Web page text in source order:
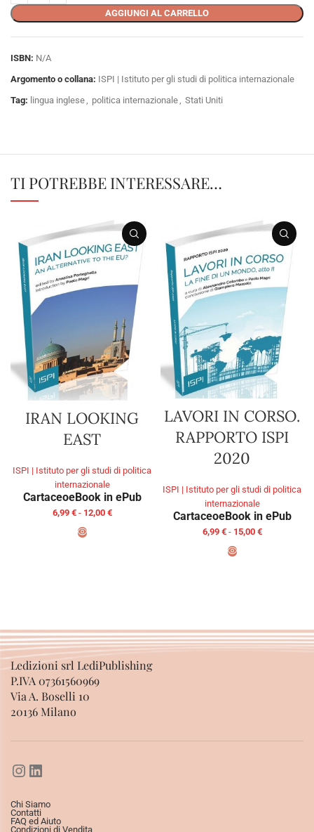
AGGIUNGI AL CARRELLO
ISBN: N/A
Argomento o collana: ISPI | Istituto per gli studi di politica internazionale
Tag: lingua inglese, politica internazionale, Stati Uniti
TI POTREBBE INTERESSARE…
IRAN LOOKING
EAST
ISPI | Istituto per gli studi di politica
internazionale
CartaceoeBook in ePub
6,99 € - 12,00 €
LAVORI IN CORSO.
RAPPORTO ISPI
2020
ISPI | Istituto per gli studi di politica
internazionale
CartaceoeBook in ePub
6,99 € - 15,00 €
Ledizioni srl LediPublishing
P.IVA 07361560969
Via A. Boselli 10
20136 Milano
Chi Siamo
Contatti
FAQ ed Aiuto
Condizioni di Vendita